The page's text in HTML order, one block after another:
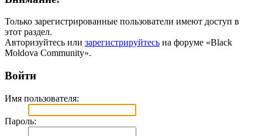
Только зарегистрированные пользователи имеют доступ в
этот раздел.
Авторизуйтесь или зарегистрируйтесь на форуме «Black
Moldova Community».
Войти
Имя пользователя:
Пароль: